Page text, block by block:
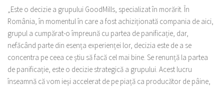
„Este o decizie a grupului GoodMills, specializat în morărit. În
România, în momentul în care a fost achiziționată compania de aici,
grupul a cumpărat-o împreună cu partea de panificație, dar,
nefăcând parte din esența experienței lor, decizia este de a se
concentra pe ceea ce știu să facă cel mai bine. Se renunță la partea
de panificație, este o decizie strategică a grupului. Acest lucru
înseamnă că vom ieși accelerat de pe piață ca producător de pâine,